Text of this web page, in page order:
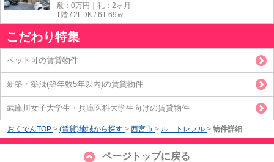
敷：0万円｜礼：2ヶ月
1階 / 2LDK / 61.69㎡
こだわり特集
ペット可の賃貸物件
新築・築浅(築年数5年以内)の賃貸物件
武庫川女子大学生・兵庫医科大学生向けの賃貸物件
おくでんTOP > (賃貸)地域から探す > 西宮市 > ル トレフル > 物件詳細
ページトップに戻る